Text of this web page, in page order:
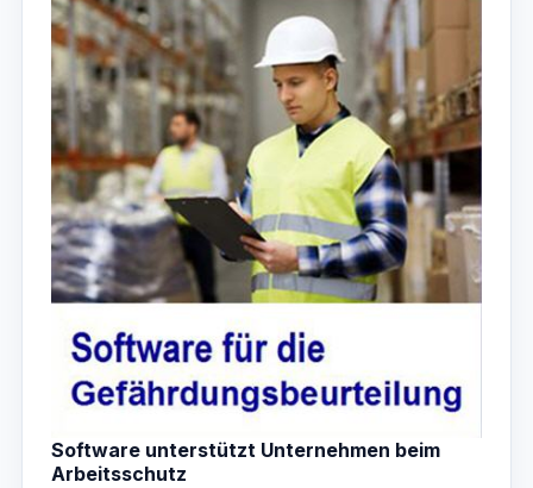
Software unterstützt Unternehmen beim
Arbeitsschutz